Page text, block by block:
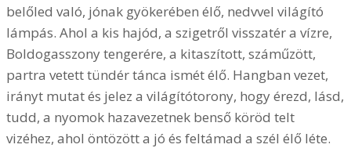
belőled való, jónak gyökerében élő, nedvvel világító
lámpás. Ahol a kis hajód, a szigetről visszatér a vízre,
Boldogasszony tengerére, a kitaszított, száműzött,
partra vetett tündér tánca ismét élő. Hangban vezet,
irányt mutat és jelez a világítótorony, hogy érezd, lásd,
tudd, a nyomok hazavezetnek benső köröd telt
vizéhez, ahol öntözött a jó és feltámad a szél élő léte.